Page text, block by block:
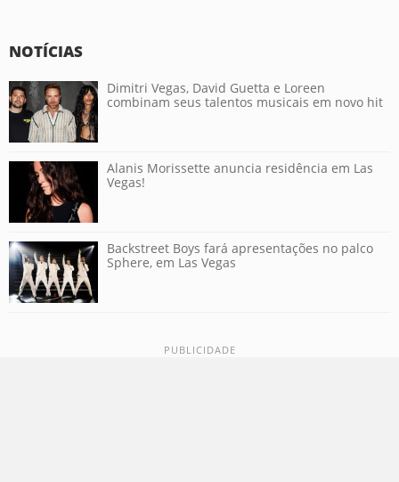
NOTÍCIAS
Dimitri Vegas, David Guetta e Loreen
combinam seus talentos musicais em novo hit
Alanis Morissette anuncia residência em Las
Vegas!
Backstreet Boys fará apresentações no palco
Sphere, em Las Vegas